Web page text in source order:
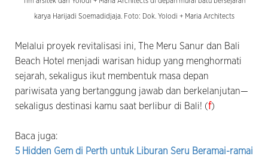
karya Harijadi Soemadidjaja. Foto: Dok. Yolodi + Maria Architects
Melalui proyek revitalisasi ini, The Meru Sanur dan Bali
Beach Hotel menjadi warisan hidup yang menghormati
sejarah, sekaligus ikut membentuk masa depan
pariwisata yang bertanggung jawab dan berkelanjutan—
sekaligus destinasi kamu saat berlibur di Bali! (f)
Baca juga:
5 Hidden Gem di Perth untuk Liburan Seru Beramai-ramai